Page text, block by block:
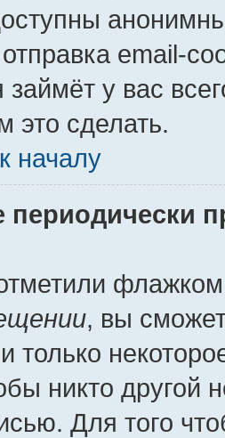
email-
займёт у вас
это сделать.
началу
периодически
, вы
только
никто другой
Для того